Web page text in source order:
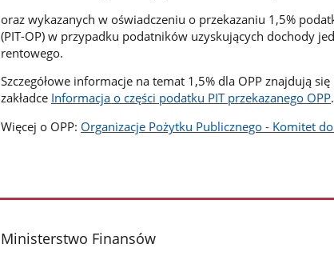
oraz wykazanych w oświadczeniu o przekazaniu 1,5%
(PIT-OP) w przypadku podatników uzyskujących dochody
rentowego.
Szczegółowe informacje na temat 1,5% dla OPP znajdują
zakładce Informacja o części podatku PIT przekazanego OPP.
Więcej o OPP: Organizacje Pożytku Publicznego - Komitet
stopka
Ministerstwo Finansów